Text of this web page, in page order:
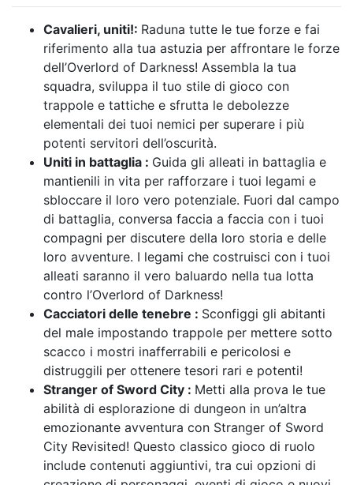
Cavalieri, uniti!: Raduna tutte le tue forze e fai
riferimento alla tua astuzia per affrontare le forze
dell’Overlord of Darkness! Assembla la tua
squadra, sviluppa il tuo stile di gioco con
trappole e tattiche e sfrutta le debolezze
elementali dei tuoi nemici per superare i più
potenti servitori dell’oscurità.
Uniti in battaglia : Guida gli alleati in battaglia e
mantienili in vita per rafforzare i tuoi legami e
sbloccare il loro vero potenziale. Fuori dal campo
di battaglia, conversa faccia a faccia con i tuoi
compagni per discutere della loro storia e delle
loro avventure. I legami che costruisci con i tuoi
alleati saranno il vero baluardo nella tua lotta
contro l’Overlord of Darkness!
Cacciatori delle tenebre : Sconfiggi gli abitanti
del male impostando trappole per mettere sotto
scacco i mostri inafferrabili e pericolosi e
distruggili per ottenere tesori rari e potenti!
Stranger of Sword City : Metti alla prova le tue
abilità di esplorazione di dungeon in un’altra
emozionante avventura con Stranger of Sword
City Revisited! Questo classico gioco di ruolo
include contenuti aggiuntivi, tra cui opzioni di